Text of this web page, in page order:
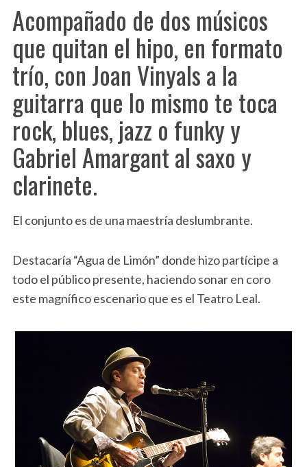
Acompañado de dos músicos
que quitan el hipo, en formato
trío, con Joan Vinyals a la
guitarra que lo mismo te toca
rock, blues, jazz o funky y
Gabriel Amargant al saxo y
clarinete.
El conjunto es de una maestría deslumbrante.
Destacaría “Agua de Limón” donde hizo partícipe a
todo el público presente, haciendo sonar en coro
este magnífico escenario que es el Teatro Leal.